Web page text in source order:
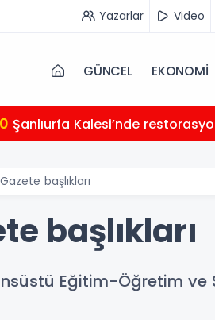
Yazarlar Video
GÜNCEL EKONOMİ
Şanlıurfa Kalesi’nde
başlıkları
başlıkları
Eğitim-Öğretim ve